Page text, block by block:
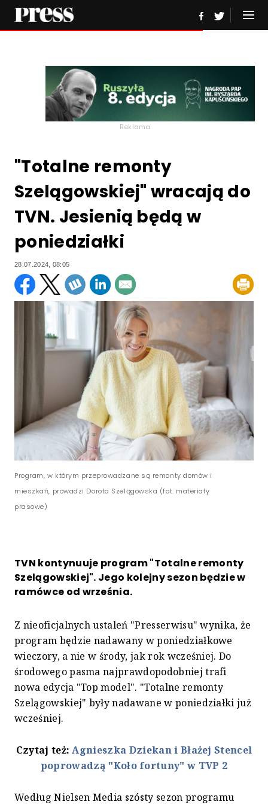
Reklama
"Totalne remonty
Szelągowskiej" wracają do
TVN. Jesienią będą w
poniedziałki
28.07.2024, 08:05
Program, w którym przeprowadzane są remonty domów i
mieszkań, prowadzi Dorota Szelągowska (fot. materiały
prasowe)
TVN kontynuuje program "Totalne remonty
Szelągowskiej". Jego kolejny sezon będzie w
ramówce od września.
Z nieoficjalnych ustaleń "Presserwisu" wynika, że
program będzie nadawany w poniedziałkowe
wieczory, a nie w środy, jak rok wcześniej. Do
środowego pasma najprawdopodobniej trafi
nowa edycja "Top model". "Totalne remonty
Szelągowskiej" były nadawane w poniedziałki już
wcześniej.
Czytaj też:Agnieszka Dziekan i Błażej Stencel
poprowadzą "Koło fortuny" w TVP 2
Według Nielsen Media szósty sezon programu